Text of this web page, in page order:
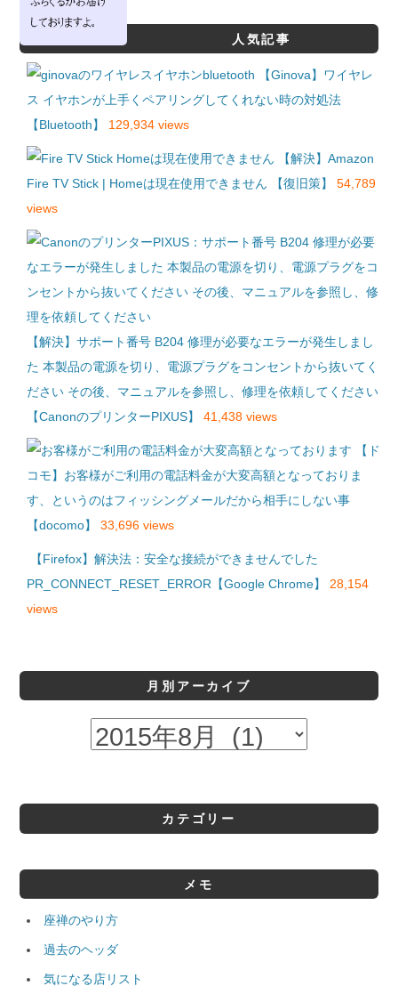
人気記事
【Ginova】ワイヤレ
ス イヤホンが上手くペアリングしてくれない時の対処法
【Bluetooth】
129,934 views
【解決】Amazon
Fire TV Stick | Homeは現在使用できません 【復旧策】
54,789
views
【解決】サポート番号 B204 修理が必要なエラーが発生しまし
た 本製品の電源を切り、電源プラグをコンセントから抜いてく
ださい その後、マニュアルを参照し、修理を依頼してください
【CanonのプリンターPIXUS】
41,438 views
【ド
コモ】お客様がご利用の電話料金が大変高額となっておりま
す、というのはフィッシングメールだから相手にしない事
【docomo】
33,696 views
【Firefox】解決法：安全な接続ができませんでした
PR_CONNECT_RESET_ERROR【Google Chrome】
28,154
views
月別アーカイブ
カテゴリー
メモ
座禅のやり方
過去のヘッダ
気になる店リスト